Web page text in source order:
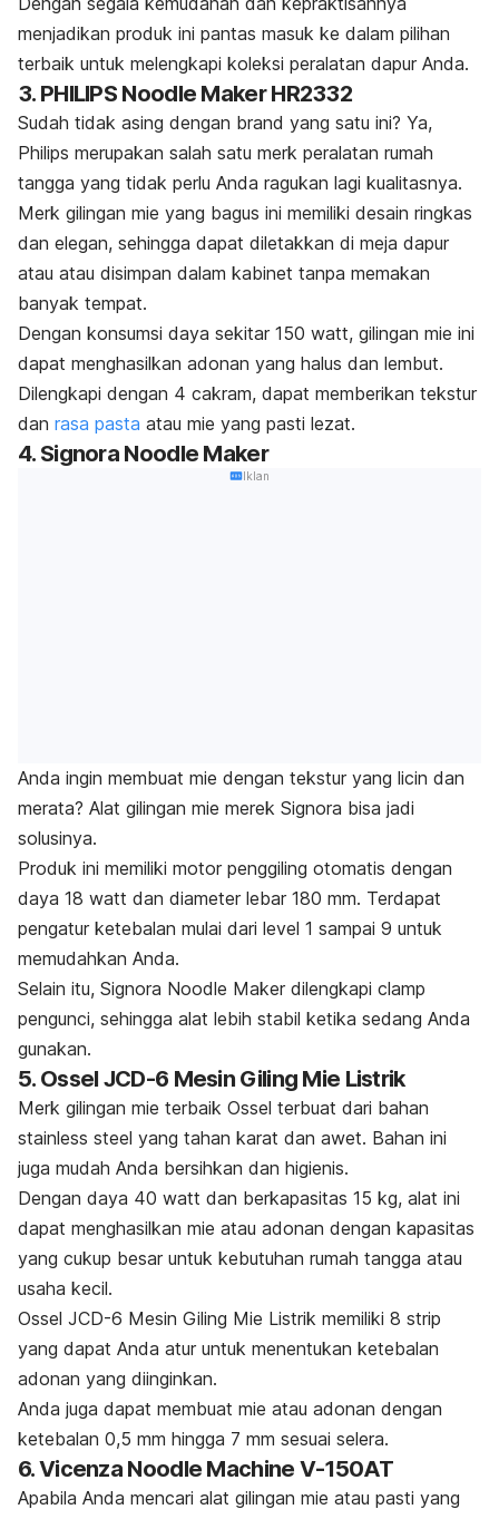
menjadikan produk ini pantas masuk ke dalam pilihan
terbaik untuk melengkapi koleksi peralatan dapur Anda.
3. PHILIPS Noodle Maker HR2332
Sudah tidak asing dengan brand yang satu ini? Ya,
Philips merupakan salah satu merk peralatan rumah
tangga yang tidak perlu Anda ragukan lagi kualitasnya.
Merk gilingan mie yang bagus ini memiliki desain ringkas
dan elegan, sehingga dapat diletakkan di meja dapur
atau atau disimpan dalam kabinet tanpa memakan
banyak tempat.
Dengan konsumsi daya sekitar 150 watt, gilingan mie ini
dapat menghasilkan adonan yang halus dan lembut.
Dilengkapi dengan 4 cakram, dapat memberikan tekstur
dan rasa pasta atau mie yang pasti lezat.
4. Signora Noodle Maker
Iklan
Anda ingin membuat mie dengan tekstur yang licin dan
merata? Alat gilingan mie merek Signora bisa jadi
solusinya.
Produk ini memiliki motor penggiling otomatis dengan
daya 18 watt dan diameter lebar 180 mm. Terdapat
pengatur ketebalan mulai dari level 1 sampai 9 untuk
memudahkan Anda.
Selain itu, Signora Noodle Maker dilengkapi clamp
pengunci, sehingga alat lebih stabil ketika sedang Anda
gunakan.
5. Ossel JCD-6 Mesin Giling Mie Listrik
Merk gilingan mie terbaik Ossel terbuat dari bahan
stainless steel yang tahan karat dan awet. Bahan ini
juga mudah Anda bersihkan dan higienis.
Dengan daya 40 watt dan berkapasitas 15 kg, alat ini
dapat menghasilkan mie atau adonan dengan kapasitas
yang cukup besar untuk kebutuhan rumah tangga atau
usaha kecil.
Ossel JCD-6 Mesin Giling Mie Listrik memiliki 8 strip
yang dapat Anda atur untuk menentukan ketebalan
adonan yang diinginkan.
Anda juga dapat membuat mie atau adonan dengan
ketebalan 0,5 mm hingga 7 mm sesuai selera.
6. Vicenza Noodle Machine V-150AT
Apabila Anda mencari alat gilingan mie atau pasti yang